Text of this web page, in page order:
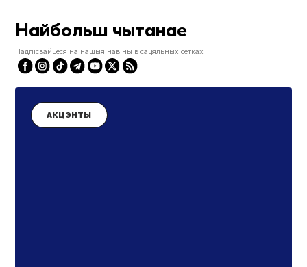
Найбольш чытанае
Падпісвайцеся на нашыя навіны в сацяльных сетках
АКЦЭНТЫ